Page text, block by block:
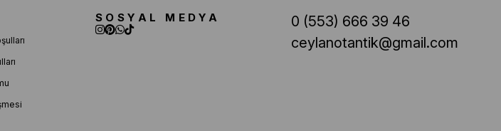
SOSYAL MEDYA
0 (553) 666 39 46
ceylanotantik@gmail.com